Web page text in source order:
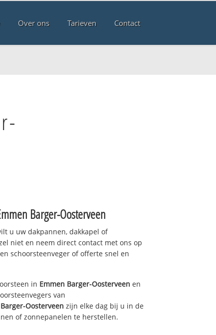
Over ons Tarieven Contact
Barger-Oosterveen
u uw dakpannen, dakkapel of
niet en neem direct contact met ons op
schoorsteenveger of offerte snel en
in Emmen Barger-Oosterveen en
van
Oosterveen zijn elke dag bij u in de
of zonnepanelen te herstellen.